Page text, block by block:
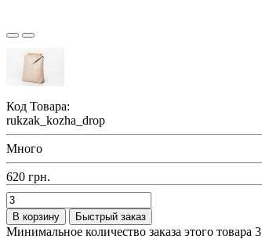
Код Товара:
rukzak_kozha_drop
Много
620 грн.
В корзину Быстрый заказ
Минимальное количество заказа этого товара 3